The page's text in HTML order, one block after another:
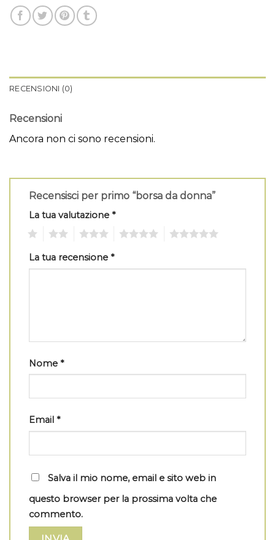
RECENSIONI (0)
Recensioni
Ancora non ci sono recensioni.
Recensisci per primo “borsa da donna”
La tua valutazione *
La tua recensione *
Nome *
Email *
Salva il mio nome, email e sito web in
questo browser per la prossima volta che
commento.